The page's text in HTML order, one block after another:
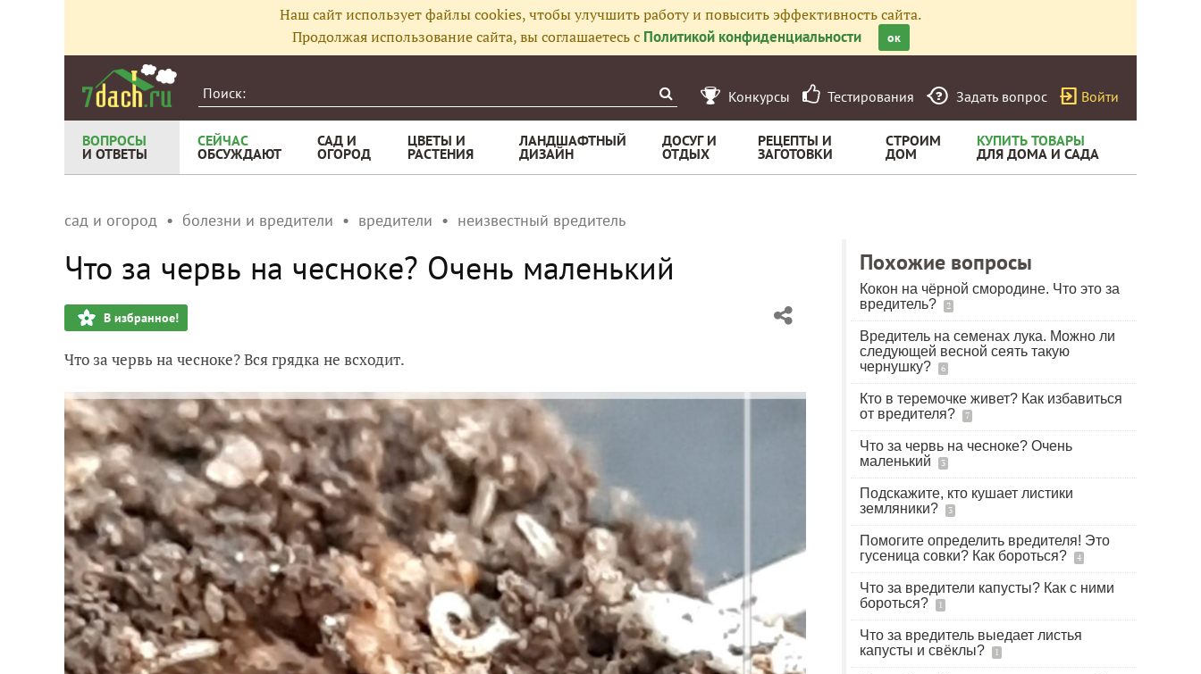
Наш сайт использует файлы cookies, чтобы улучшить работу и повысить эффективность сайта.
Продолжая использование сайта, вы соглашаетесь с Политикой конфиденциальности ок
Конкурсы Тестирования Задать вопрос Войти
ВОПРОСЫ
И ОТВЕТЫ
СЕЙЧАС
ОБСУЖДАЮТ
САД И
ОГОРОД
ЦВЕТЫ И
РАСТЕНИЯ
ЛАНДШАФТНЫЙ
ДИЗАЙН
ДОСУГ И
ОТДЫХ
РЕЦЕПТЫ И
ЗАГОТОВКИ
СТРОИМ
ДОМ
КУПИТЬ ТОВАРЫ
ДЛЯ ДОМА И САДА
сад и огород болезни и вредители вредители неизвестный вредитель
Что за червь на чесноке? Очень маленький
В избранное!
Что за червь на чесноке? Вся грядка не всходит.
Похожие вопросы
Кокон на чёрной смородине. Что это за
вредитель?
2
Вредитель на семенах лука. Можно ли
следующей весной сеять такую
чернушку?
6
Кто в теремочке живет? Как избавиться
от вредителя?
7
Что за червь на чесноке? Очень
маленький
3
Подскажите, кто кушает листики
земляники?
3
Помогите определить вредителя! Это
гусеница совки? Как бороться?
4
Что за вредители капусты? Как с ними
бороться?
1
Что за вредитель выедает листья
капусты и свёклы?
1